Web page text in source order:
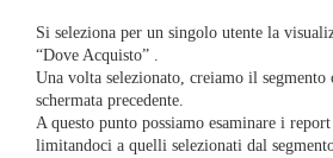
Si seleziona per un singolo utente la
“Dove Acquisto” .
Una volta selezionato, creiamo il
schermata precedente.
A questo punto possiamo esaminare i
limitandoci a quelli selezionati dal